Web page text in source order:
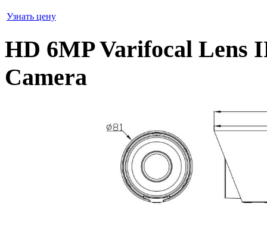
Узнать цену
HD 6MP Varifocal Lens
Camera